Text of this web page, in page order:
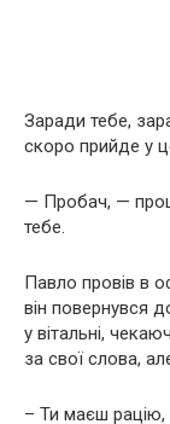
Заради тебе,
скоро прийде у
— Пробач, —
тебе.
Павло провів в
він повернувся
у вітальні,
за свої слова,
– Ти маєш рацію,